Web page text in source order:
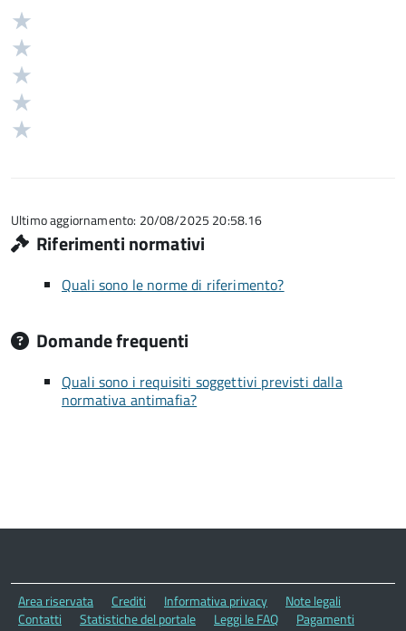
Valutazione
5
Ultimo aggiornamento: 20/08/2025 20:58.16
Riferimenti normativi
Quali sono le norme di riferimento?
Domande frequenti
Quali sono i requisiti soggettivi previsti dalla
normativa antimafia?
Area riservata Crediti Informativa privacy
Note legali
Contatti
Statistiche del portale Leggi le FAQ
Pagamenti